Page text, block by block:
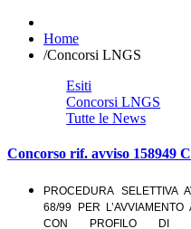
Home
/Concorsi LNGS
Esiti
Concorsi LNGS
Tutte le News
Concorso rif. avviso 158949
PROCEDURA SELETTIVA
68/99 PER
CON PROFILO DI